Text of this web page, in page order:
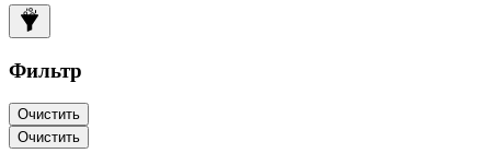
Фильтр
Очистить
Очистить